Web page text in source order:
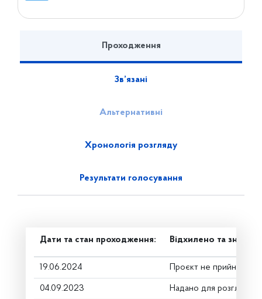
Проходження
Зв’язані
Альтернативні
Хронологія розгляду
Результати голосування
Дати та стан проходження: Відхилено та знято
19.06.2024 Проєкт не прийнято
04.09.2023 Надано для розгляду